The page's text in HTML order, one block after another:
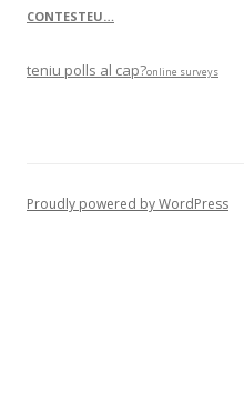
CONTESTEU…
teniu polls al cap?online surveys
Proudly powered by WordPress